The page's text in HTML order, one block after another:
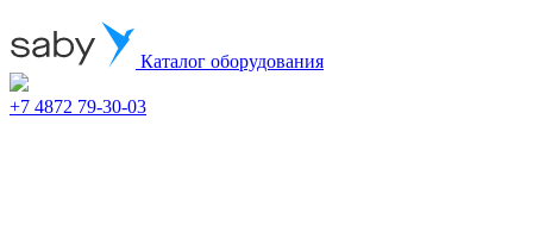
Каталог оборудования
+7 4872 79-30-03